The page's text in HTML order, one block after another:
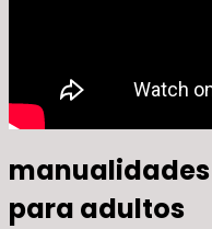
para adultos